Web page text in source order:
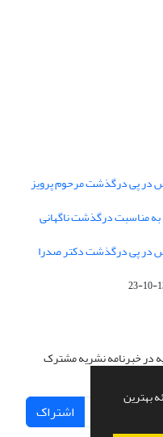
بهترین
در پی درگذشت مرحوم پرویز
مناسبت درگذشت ناگهانی
در پی درگذشت دکتر صدرا
در خبرنامه نشریه مشترک
اشتراک